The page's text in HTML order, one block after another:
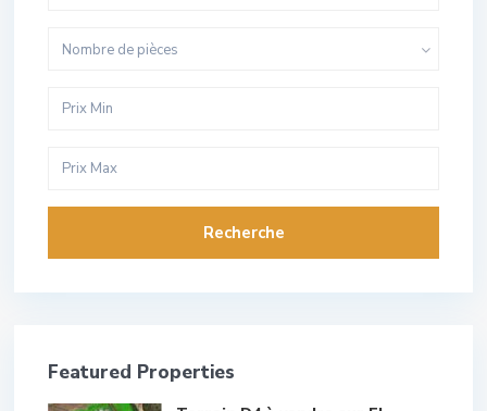
Nombre de pièces
Recherche
Featured Properties